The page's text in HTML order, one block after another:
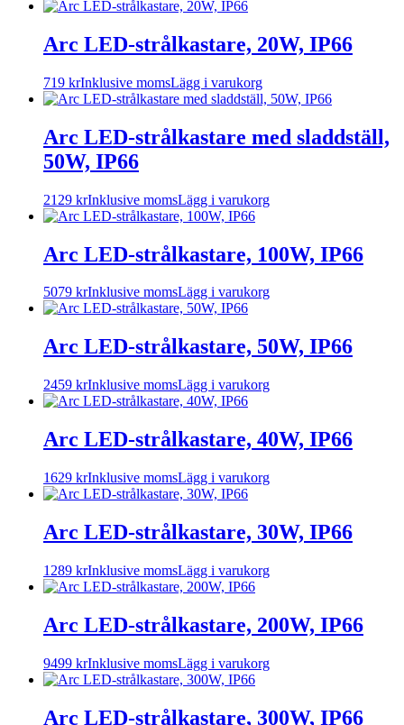
Arc LED-strålkastare, 20W, IP66
719 krInklusive momsLägg i varukorg
Arc LED-strålkastare med sladdställ,
50W, IP66
2129 krInklusive momsLägg i varukorg
Arc LED-strålkastare, 100W, IP66
5079 krInklusive momsLägg i varukorg
Arc LED-strålkastare, 50W, IP66
2459 krInklusive momsLägg i varukorg
Arc LED-strålkastare, 40W, IP66
1629 krInklusive momsLägg i varukorg
Arc LED-strålkastare, 30W, IP66
1289 krInklusive momsLägg i varukorg
Arc LED-strålkastare, 200W, IP66
9499 krInklusive momsLägg i varukorg
Arc LED-strålkastare, 300W, IP66